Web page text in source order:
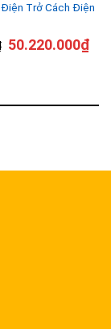
Trở Cách Điện
50.220.000₫